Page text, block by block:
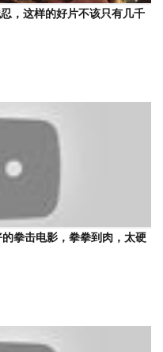
，这样的好片不该只有几千
拳击电影，拳拳到肉，太硬